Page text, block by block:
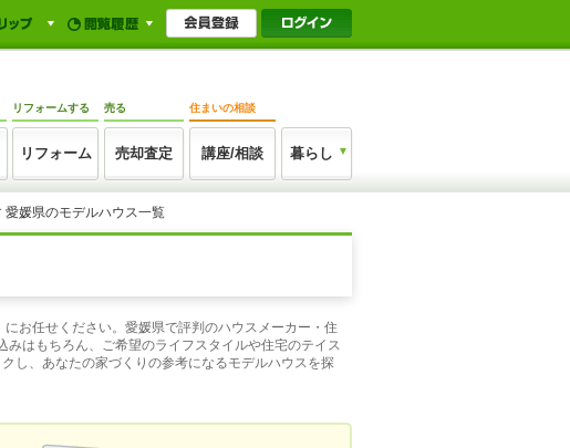
リフォームする
リフォーム
売る
売却査定
住まいの相談
講座/相談 暮らし
愛媛県のモデルハウス一覧
お任せください。愛媛県で評判のハウスメーカー・住
はもちろん、ご希望のライフスタイルや住宅のテイス
し、あなたの家づくりの参考になるモデルハウスを探